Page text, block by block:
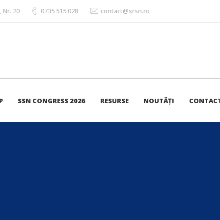
Nr. 20 0735 515 028 contact@srsn.ro
SSN CONGRESS 2026 RESURSE NOUTĂȚI